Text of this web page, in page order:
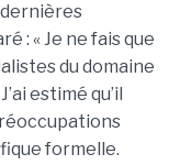
: « Je ne fais que
du domaine
estimé qu’il
formelle.